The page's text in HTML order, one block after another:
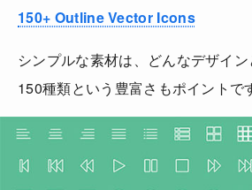
150+ Outline Vector Icons
シンプルな素材は、どんなデザイン
150種類という豊富さもポイントで